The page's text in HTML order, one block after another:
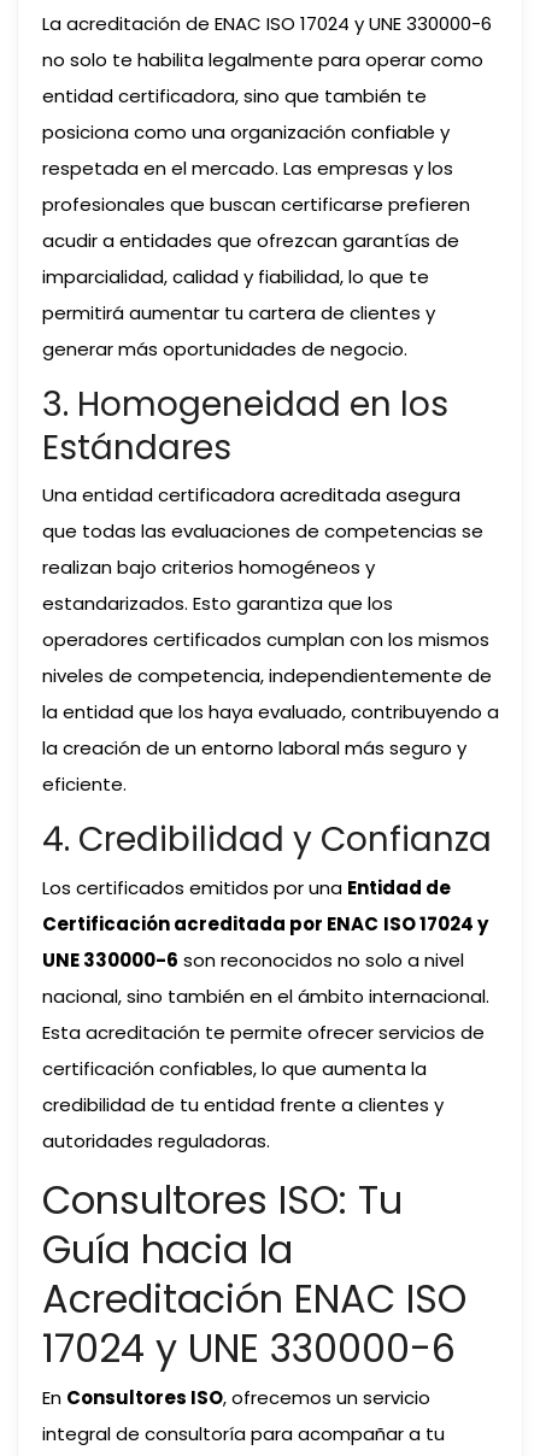
La acreditación de ENAC ISO 17024 y UNE 330000-6
no solo te habilita legalmente para operar como
entidad certificadora, sino que también te
posiciona como una organización confiable y
respetada en el mercado. Las empresas y los
profesionales que buscan certificarse prefieren
acudir a entidades que ofrezcan garantías de
imparcialidad, calidad y fiabilidad, lo que te
permitirá aumentar tu cartera de clientes y
generar más oportunidades de negocio.
3. Homogeneidad en los
Estándares
Una entidad certificadora acreditada asegura
que todas las evaluaciones de competencias se
realizan bajo criterios homogéneos y
estandarizados. Esto garantiza que los
operadores certificados cumplan con los mismos
niveles de competencia, independientemente de
la entidad que los haya evaluado, contribuyendo a
la creación de un entorno laboral más seguro y
eficiente.
4. Credibilidad y Confianza
Los certificados emitidos por una Entidad de
Certificación acreditada por ENAC ISO 17024 y
UNE 330000-6 son reconocidos no solo a nivel
nacional, sino también en el ámbito internacional.
Esta acreditación te permite ofrecer servicios de
certificación confiables, lo que aumenta la
credibilidad de tu entidad frente a clientes y
autoridades reguladoras.
Consultores ISO: Tu
Guía hacia la
Acreditación ENAC ISO
17024 y UNE 330000-6
En Consultores ISO, ofrecemos un servicio
integral de consultoría para acompañar a tu